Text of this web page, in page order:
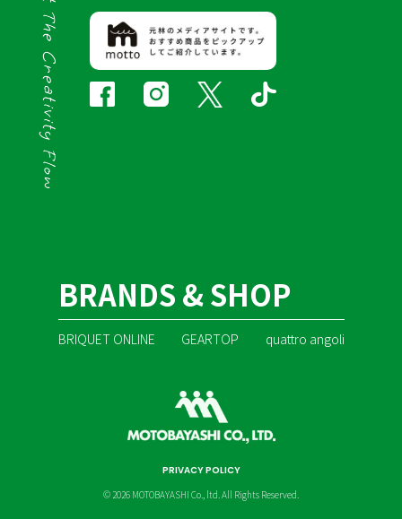
BRANDS & SHOP
BRIQUET ONLINE GEARTOP quattro angoli
PRIVACY POLICY
© 2026 MOTOBAYASHI Co., ltd. All Rights Reserved.